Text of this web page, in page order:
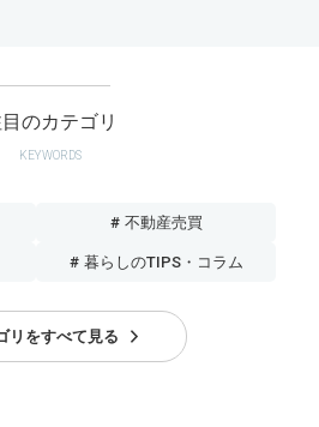
のカテゴリ
KEYWORDS
# 不動産売買
# 暮らしのTIPS・コラム
リをすべて見る